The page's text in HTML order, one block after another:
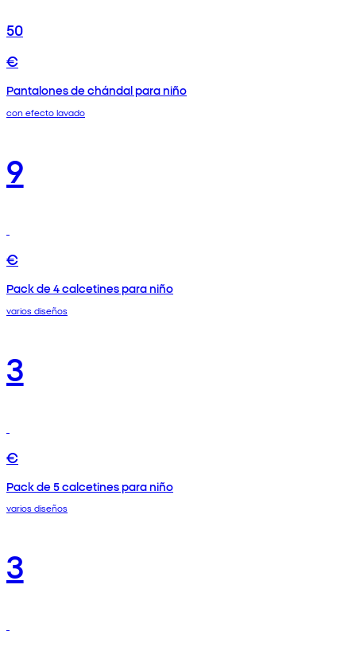
50
€
Pantalones de chándal para niño
con efecto lavado
9
€
Pack de 4 calcetines para niño
varios diseños
3
€
Pack de 5 calcetines para niño
varios diseños
3